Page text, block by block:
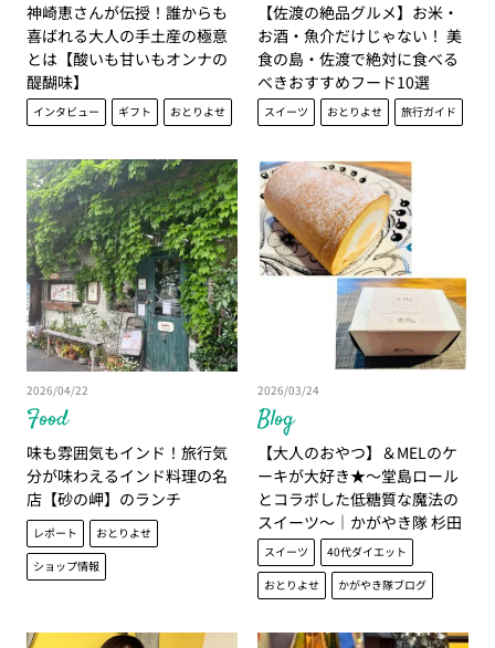
神崎恵さんが伝授！誰からも
喜ばれる大人の手土産の極意
とは【酸いも甘いもオンナの
醍醐味】
インタビュー ギフト おとりよせ
【佐渡の絶品グルメ】お米・
お酒・魚介だけじゃない！ 美
食の島・佐渡で絶対に食べる
べきおすすめフード10選
スイーツ おとりよせ 旅行ガイド
Food
2026/04/22
味も雰囲気もインド！旅行気
分が味わえるインド料理の名
店【砂の岬】のランチ
レポート
おとりよせ
ショップ情報
Blog
2026/03/24
【大人のおやつ】＆MELのケ
ーキが大好き★～堂島ロール
とコラボした低糖質な魔法の
スイーツ～｜かがやき隊 杉田
美紀
スイーツ
40代ダイエット
おとりよせ
かがやき隊ブログ